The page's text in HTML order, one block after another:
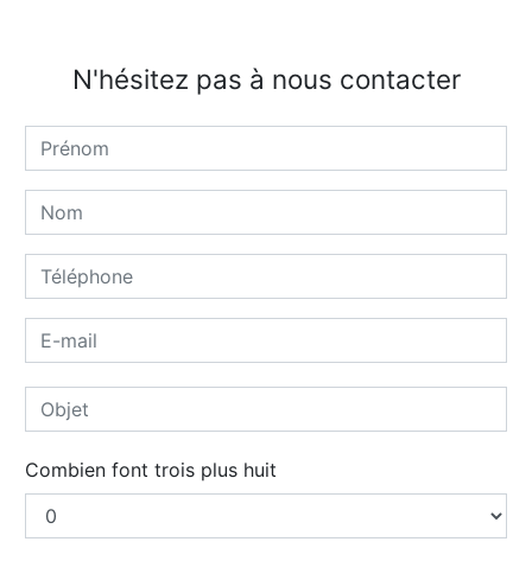
N'hésitez pas à nous contacter
Combien font trois plus huit